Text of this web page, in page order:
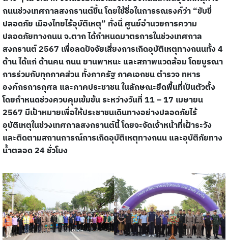
ถนนช่วงเทศกาลสงกรานต์ขึ้น โดยใช้ชื่อในการรณรงค์ว่า “ขับขี่
ปลอดภัย เมืองไทยไร้อุบัติเหตุ” ทั้งนี้ ศูนย์อำนวยการความ
ปลอดภัยทางถนน จ.ตาก ได้กำหนดมาตรการในช่วงเทศกาล
สงกรานต์ 2567 เพื่อลดปัจจัยเสี่ยงการเกิดอุบัติเหตุทางถนนทั้ง 4
ด้าน ได้แก่ ด้านคน ถนน ยานพาหนะ และสภาพแวดล้อม โดยบูรณา
การร่วมกับทุกภาคส่วน ทั้งภาครัฐ ภาคเอกชน ตำรวจ ทหาร
องค์กรการกุศล และภาคประชาชน ในลักษณะยึดพื้นที่เป็นตัวตั้ง
โดยกำหนดช่วงควบคุมเข้มข้น ระหว่างวันที่ 11 – 17 เมษายน
2567 มีเป้าหมายเพื่อให้ประชาชนเดินทางอย่างปลอดภัยไร้
อุบัติเหตุในช่วงเทศกาลสงกรานต์นี้ โดยจะจัดเจ้าหน้าที่เฝ้าระวัง
และติดตามสถานการณ์การเกิดอุบัติเหตุทางถนน และอุบัติภัยทาง
น้ำตลอด 24 ชั่วโมง